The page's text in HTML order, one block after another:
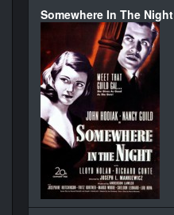
Somewhere In The Night